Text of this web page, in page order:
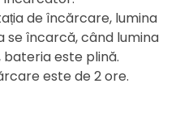
de încărcare, lumina
se încarcă, când lumina
este plină.
este de 2 ore.